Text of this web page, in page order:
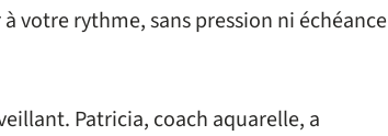
votre rythme, sans pression ni échéance
Patricia, coach aquarelle, a